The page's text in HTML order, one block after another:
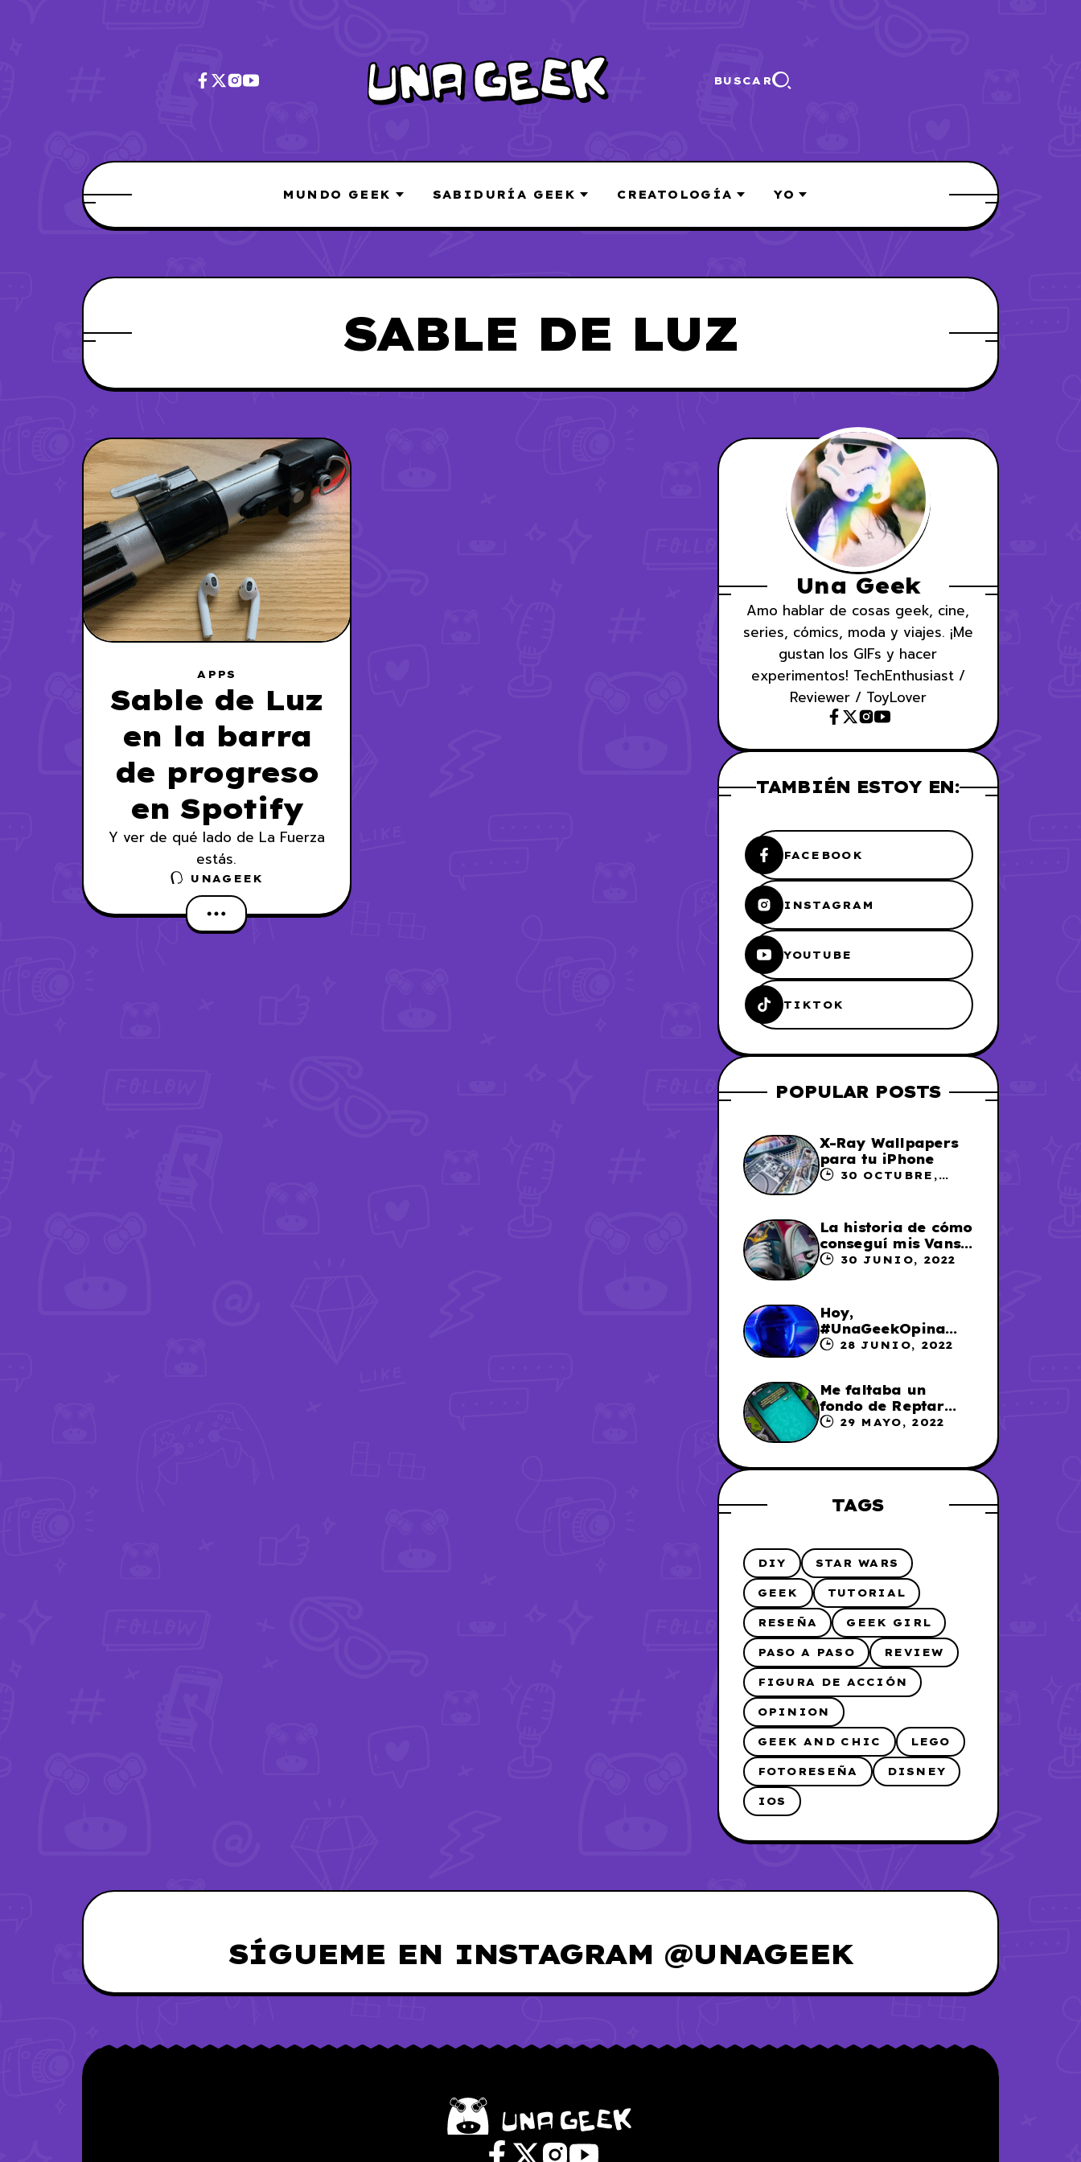
BUSCAR
MUNDO GEEK SABIDURÍA GEEK CREATOLOGÍA YO
SABLE DE LUZ
APPS
Sable de Luz
en la barra
de progreso
en Spotify
Y ver de qué lado de La Fuerza
estás.
UNAGEEK
Una Geek
Amo hablar de cosas geek, cine,
series, cómics, moda y viajes. ¡Me
gustan los GIFs y hacer
experimentos! TechEnthusiast /
Reviewer / ToyLover
TAMBIÉN ESTOY EN:
FACEBOOK
INSTAGRAM
YOUTUBE
TIKTOK
POPULAR POSTS
X-Ray Wallpapers
para tu iPhone
30 OCTUBRE,
La historia de cómo
conseguí mis Vans
X Sailor Moon
30 JUNIO, 2022
Hoy,
#UnaGeekOpina
sobre «Lightyear»
28 JUNIO, 2022
Me faltaba un
fondo de Reptar
para los chats en
29 MAYO, 2022
TAGS
DIY STAR WARS
GEEK TUTORIAL
RESEÑA GEEK GIRL
PASO A PASO REVIEW
FIGURA DE ACCIÓN
OPINION
GEEK AND CHIC LEGO
FOTORESEÑA DISNEY
IOS
SÍGUEME EN INSTAGRAM @UNAGEEK